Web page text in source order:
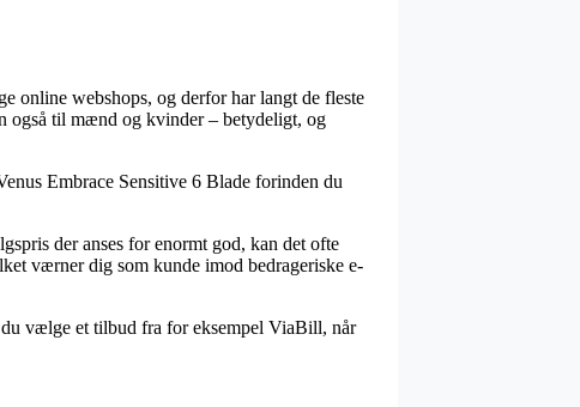
online webshops, og derfor har langt de fleste
også til mænd og kvinder – betydeligt, og
Embrace Sensitive 6 Blade forinden du
der anses for enormt god, kan det ofte
værner dig som kunde imod bedrageriske e-
vælge et tilbud fra for eksempel ViaBill, når